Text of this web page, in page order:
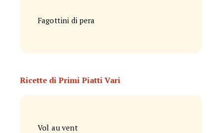
Fagottini di pera
Ricette di Primi Piatti Vari
Vol au vent